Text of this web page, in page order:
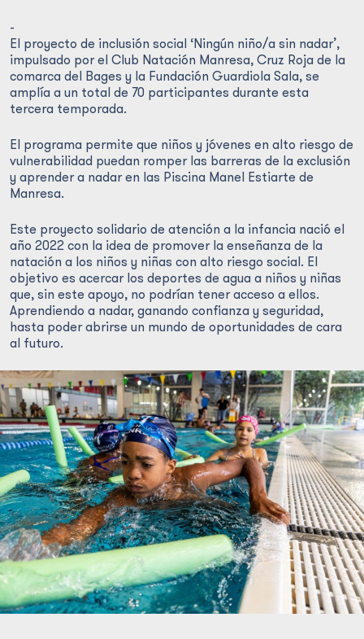
-
El proyecto de inclusión social ‘Ningún niño/a sin nadar’,
impulsado por el Club Natación Manresa, Cruz Roja de la
comarca del Bages y la Fundación Guardiola Sala, se
amplía a un total de 70 participantes durante esta
tercera temporada.
El programa permite que niños y jóvenes en alto riesgo de
vulnerabilidad puedan romper las barreras de la exclusión
y aprender a nadar en las Piscina Manel Estiarte de
Manresa.
Este proyecto solidario de atención a la infancia nació el
año 2022 con la idea de promover la enseñanza de la
natación a los niños y niñas con alto riesgo social. El
objetivo es acercar los deportes de agua a niños y niñas
que, sin este apoyo, no podrían tener acceso a ellos.
Aprendiendo a nadar, ganando confianza y seguridad,
hasta poder abrirse un mundo de oportunidades de cara
al futuro.